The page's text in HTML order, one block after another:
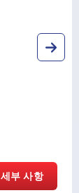
세부 사항